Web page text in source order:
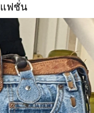
แฟชั่น